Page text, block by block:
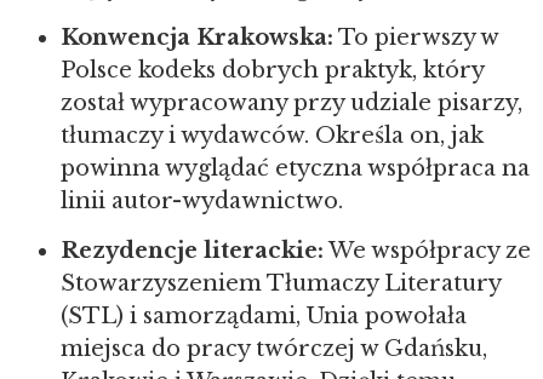
Konwencja Krakowska: To pierwszy w
Polsce kodeks dobrych praktyk, który
został wypracowany przy udziale pisarzy,
tłumaczy i wydawców. Określa on, jak
powinna wyglądać etyczna współpraca na
linii autor-wydawnictwo.
Rezydencje literackie:We współpracy ze
Stowarzyszeniem Tłumaczy Literatury
(STL) i samorządami, Unia powołała
miejsca do pracy twórczej w Gdańsku,